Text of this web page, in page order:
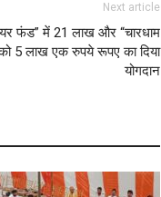
Next article
फंड” में 21 लाख और “चारधाम
5 लाख एक रुपये रूपए का दिया
योगदान